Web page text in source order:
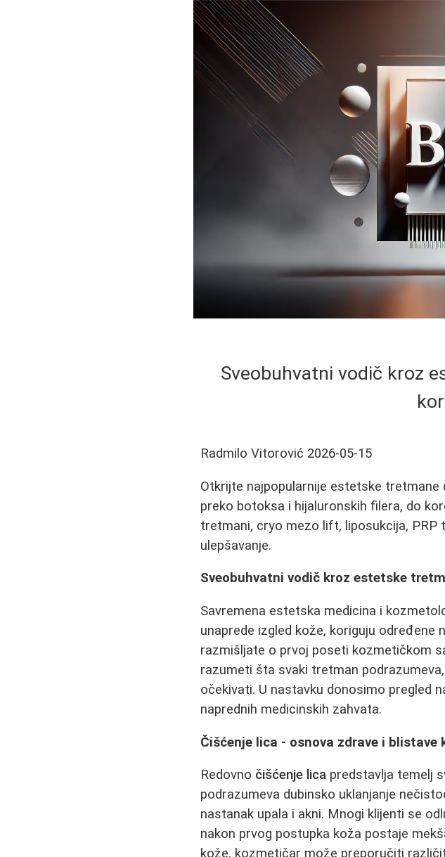
Sveobuhvatni vodič kroz
Radmilo Vitorović 2026-05-15
Otkrijte najpopularnije estetske tretmane
preko botoksa i hijaluronskih filera, do
tretmani, cryo mezo lift, liposukcija,
ulepšavanje.
Sveobuhvatni vodič kroz estetske
Savremena estetska medicina i
unaprede izgled kože, koriguju određene
razmišljate o prvoj poseti kozmetičkom
razumeti šta svaki tretman
očekivati. U nastavku donosimo pregled
naprednih medicinskih zahvata.
Čišćenje lica - osnova zdrave i blistave
Redovno čišćenje lica predstavlja temelj
podrazumeva dubinsko uklanjanje
nastanak upala i akni. Mnogi klijenti se
nakon prvog postupka koža postaje
kože, kozmetičar može preporučiti